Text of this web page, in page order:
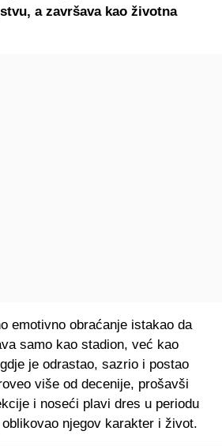
a završava kao životna
emotivno obraćanje istakao da
samo kao stadion, već kao
je odrastao, sazrio i postao
više od decenije, prošavši
i noseći plavi dres u periodu
njegov karakter i život.